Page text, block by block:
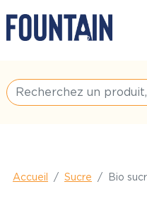
Accueil Sucre Bio